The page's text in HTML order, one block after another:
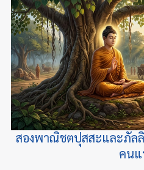
สองพาณิชตปุสสะและภัล
คนแ